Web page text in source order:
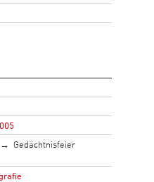
Gedächtnisfeier